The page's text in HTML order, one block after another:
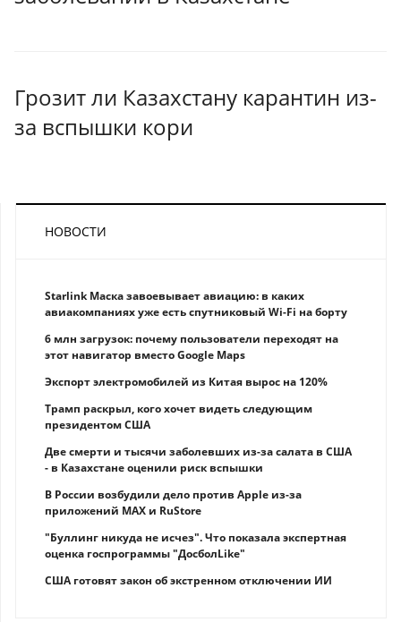
Грозит ли Казахстану карантин из-
за вспышки кори
НОВОСТИ
Starlink Маска завоевывает авиацию: в каких
авиакомпаниях уже есть спутниковый Wi-Fi на борту
6 млн загрузок: почему пользователи переходят на
этот навигатор вместо Google Maps
Экспорт электромобилей из Китая вырос на 120%
Трамп раскрыл, кого хочет видеть следующим
президентом США
Две смерти и тысячи заболевших из-за салата в США
- в Казахстане оценили риск вспышки
В России возбудили дело против Apple из-за
приложений MAX и RuStore
"Буллинг никуда не исчез". Что показала экспертная
оценка госпрограммы "ДосболLike"
США готовят закон об экстренном отключении ИИ